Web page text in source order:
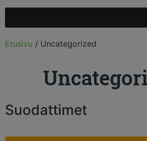
Etusivu / Uncategorized
Suodattimet